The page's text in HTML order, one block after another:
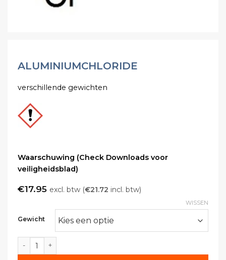
ALUMINIUMCHLORIDE
verschillende gewichten
Waarschuwing (Check Downloads voor
veiligheidsblad)
€17.95 excl. btw (€21.72 incl. btw)
Gewicht
WISSEN
Aluminiumchloride aantal